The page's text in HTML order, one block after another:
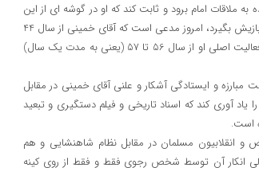
ملاقات امام برود و ثابت کند که او در گوشه ای از این
جریانات انقلاب نقشی داشته تا به نوعی آقا او را تایید کند و به بازیش بگیرد، امروز مدعی است که آقای خمینی از سال 44
تا 56 در روزگار بریدگی و افول سیاسی به سر می برده است و فعالیت اصلی او از سال 56 تا 57 (یعنی به مدت یک سال)
مبارزه و ایستادگی آشکار و علنی آقای خمینی در مقابل
آغاز شده است را یاد آوری کند که اسناد تاریخی و فیلم دستگیری و تبعید
است.
جوانان معترض و انقلابیون مسلمان در مقابل نظام شاهنشایی و هم
انکار آن توسط شخص رجوی فقط و فقط از روی کینه